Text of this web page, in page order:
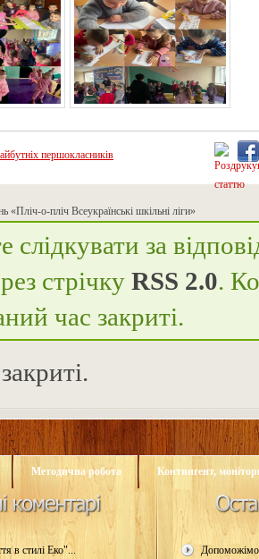
першокласників
«Пліч-о-пліч Всеукраїнські шкільні ліги»
слідкувати за
стрічку RSS 2.0.
час закриті.
Методична робота Контингент,
в стилі Еко"...
Допоможімо